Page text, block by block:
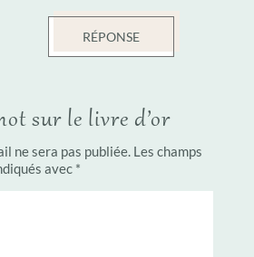
RÉPONSE
sur le livre d’or
ne sera pas publiée. Les champs
avec *